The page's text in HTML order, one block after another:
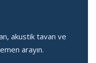
akustik tavan ve
arayın.